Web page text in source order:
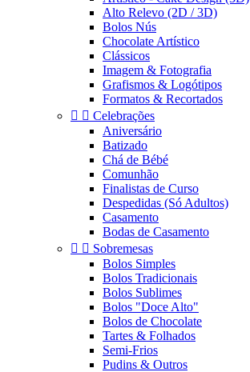
Alto Relevo (2D / 3D)
Bolos Nús
Chocolate Artístico
Clássicos
Imagem & Fotografia
Grafismos & Logótipos
Formatos & Recortados
  Celebrações
Aniversário
Batizado
Chá de Bébé
Comunhão
Finalistas de Curso
Despedidas (Só Adultos)
Casamento
Bodas de Casamento
  Sobremesas
Bolos Simples
Bolos Tradicionais
Bolos Sublimes
Bolos "Doce Alto"
Bolos de Chocolate
Tartes & Folhados
Semi-Frios
Pudins & Outros